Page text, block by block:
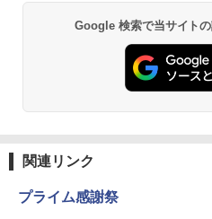
Google 検索で当サイト
関連リンク
プライム感謝祭